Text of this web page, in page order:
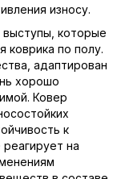
износу.
которые
по полу.
адаптирован
хорошо
Ковер
к
на